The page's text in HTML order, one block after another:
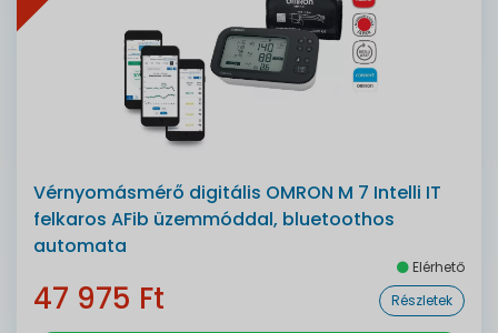
Vérnyomásmérő digitális OMRON M 7 Intelli IT
felkaros AFib üzemmóddal, bluetoothos
automata
Elérhető
47 975 Ft Részletek